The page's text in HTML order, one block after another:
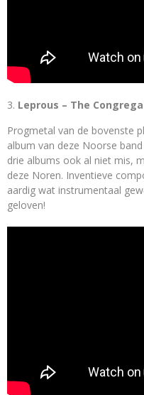
Leprous – The
Progmetal van de bovenste
album van deze Noorse
drie albums ook al niet mis,
deze Noren. Inventieve
aardig wat instrumentaal
geloven!